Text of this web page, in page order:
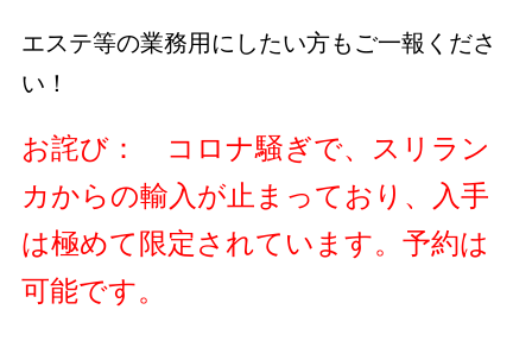
エステ等の業務用にしたい方もご一報くださ
い！
お詫び： コロナ騒ぎで、スリラン
カからの輸入が止まっており、入手
は極めて限定されています。予約は
可能です。